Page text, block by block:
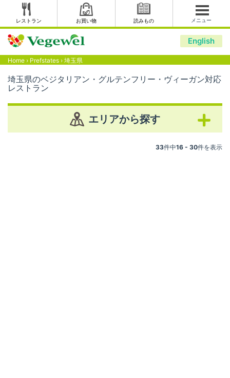
レストラン お買い物 読みもの メニュー
English
Home › Prefstates › 埼玉県
埼玉県のベジタリアン・グルテンフリー・ヴィーガン対応
レストラン
エリアから探す
33件中16 - 30件を表示